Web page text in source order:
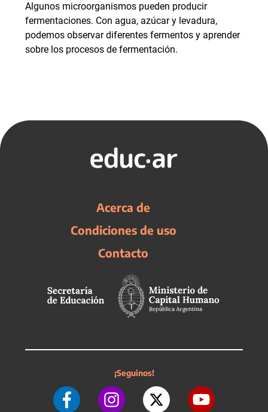
Algunos microorganismos pueden producir
fermentaciones. Con agua, azúcar y levadura,
podemos observar diferentes fermentos y aprender
sobre los procesos de fermentación.
Acerca de
Condiciones de uso
Contacto
¡Seguinos!